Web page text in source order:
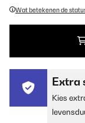
Wat betekenen de
Extra
Kies